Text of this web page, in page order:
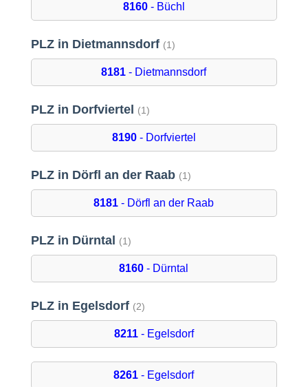
8160- Büchl
PLZ in Dietmannsdorf (1)
8181 - Dietmannsdorf
PLZ in Dorfviertel (1)
8190- Dorfviertel
PLZ in Dörfl an der Raab (1)
8181 - Dörfl an der Raab
PLZ in Dürntal (1)
8160 - Dürntal
PLZ in Egelsdorf (2)
8211- Egelsdorf
8261 - Egelsdorf